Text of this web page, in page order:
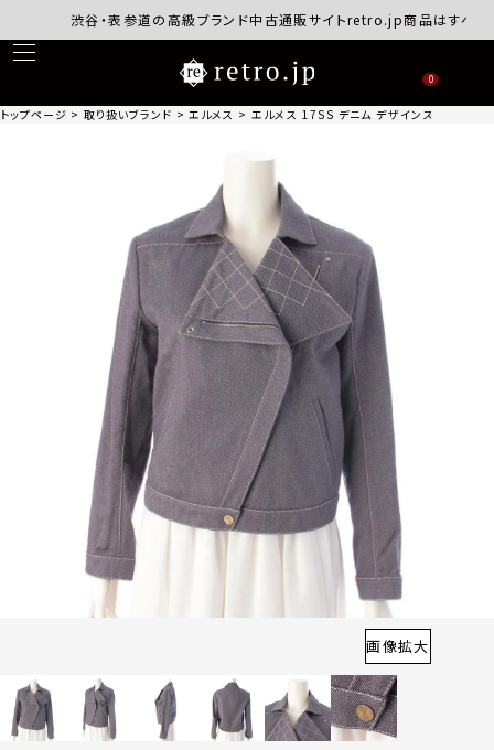
渋谷・表参道の高級ブランド中古通販サイトretro.jp商品はすべて正規
0
トップページ 取り扱いブランド エルメス エルメス 17SS デニム デザインステッチ ダ
画像拡大